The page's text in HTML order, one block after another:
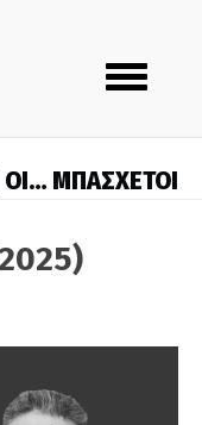
Toggle
navigation
ΟΙ… ΜΠΑΣΧΕΤΟΙ